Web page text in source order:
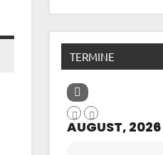
TERMINE
AUGUST, 2026